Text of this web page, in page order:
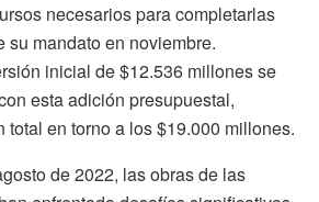
necesarios para completarlas
su mandato en noviembre.
inicial de $12.536 millones se
esta adición presupuestal,
total en torno a los $19.000 millones.
de 2022, las obras de las